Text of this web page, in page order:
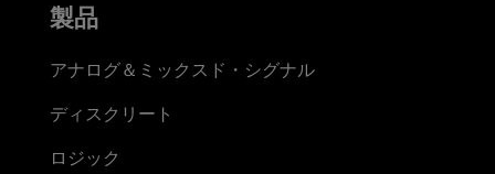
製品
アナログ＆ミックスド・シグナル
ディスクリート
ロジック